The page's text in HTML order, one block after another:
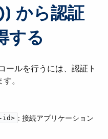
から認証
する
ルを行うには、認証ト
。
id> ​: 接続アプリケーション